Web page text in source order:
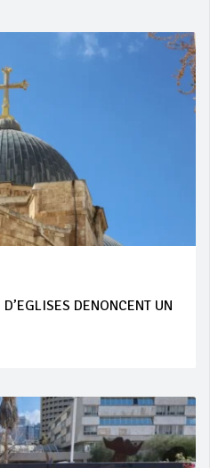
DENONCENT UN